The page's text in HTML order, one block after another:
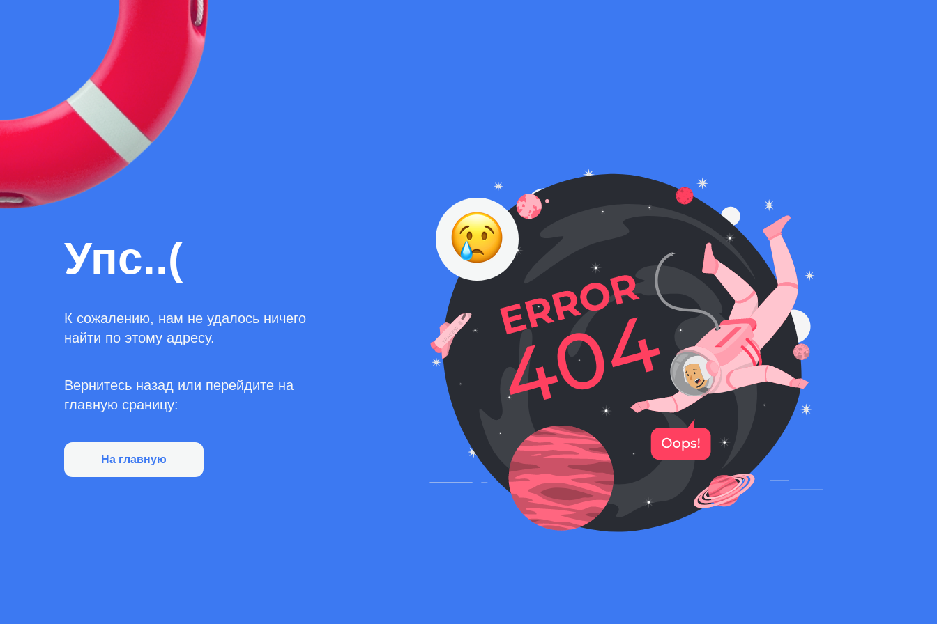
Упс..(
К сожалению, нам не удалось ничего
найти по этому адресу.
Вернитесь назад или перейдите на
главную сраницу:
На главную